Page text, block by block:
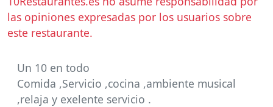
las opiniones expresadas por los usuarios sobre
este restaurante.
Un 10 en todo
Comida ,Servicio ,cocina ,ambiente musical
,relaja y exelente servicio .